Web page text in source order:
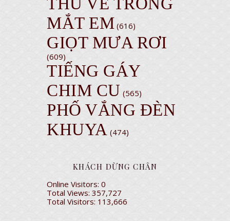
MẮT EM (616)
GIỌT MƯA RƠI
(609)
TIẾNG GÁY
CHIM CU (565)
PHỐ VẮNG ĐÈN
KHUYA (474)
KHÁCH DỪNG CHÂN
Online Visitors:0
Total Views:357,727
Total Visitors: 113,666